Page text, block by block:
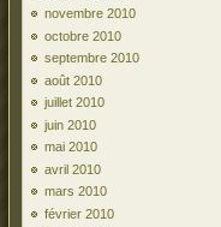
novembre 2010
octobre 2010
septembre 2010
août 2010
juillet 2010
juin 2010
mai 2010
avril 2010
mars 2010
février 2010